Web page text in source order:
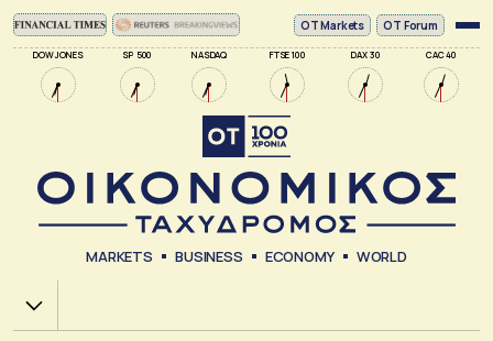
DOW JONES SP 500 NASDAQ FTSE 100 DAX 30 CAC 40
ΟΤ Markets OT Forum
MARKETS BUSINESS ECONOMY WORLD
Χ.Α.